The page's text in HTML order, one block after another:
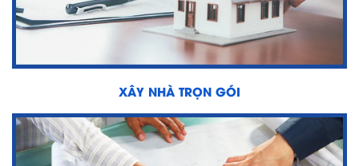
XÂY NHÀ TRỌN GÓI